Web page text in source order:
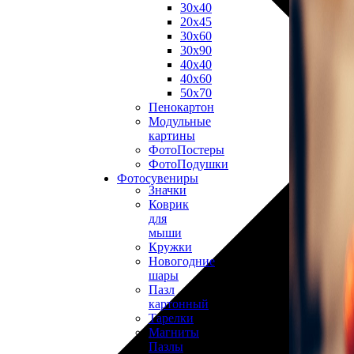
30х40
20х45
30х60
30х90
40х40
40х60
50х70
Пенокартон
Модульные
картины
ФотоПостеры
ФотоПодушки
Фотоcувениры
Значки
Коврик
для
мыши
Кружки
Новогодние
шары
Пазл
картонный
Тарелки
Магниты
Пазлы